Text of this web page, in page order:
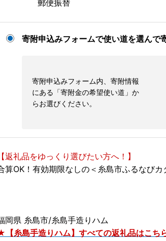
郵便振替
寄附申込みフォームで使い道を選んで
寄附申込みフォーム内、寄附情報
にある「寄附金の希望使い道」か
らお選びください。
【返礼品をゆっくり選びたい方へ！】
算OK！有効期限なしの＜糸島市ふるなびカ
岡県 糸島市/糸島手造りハム
【糸島手造りハム】すべての返礼品はこち